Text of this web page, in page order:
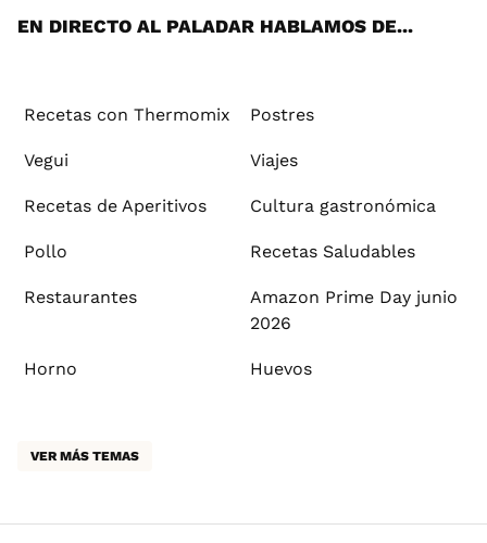
EN DIRECTO AL PALADAR HABLAMOS DE...
Recetas con Thermomix Postres
Vegui Viajes
Recetas de Aperitivos Cultura gastronómica
Pollo Recetas Saludables
Restaurantes
Amazon Prime Day junio
2026
Horno Huevos
VER MÁS TEMAS